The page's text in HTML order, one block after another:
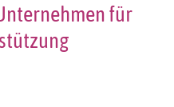
für